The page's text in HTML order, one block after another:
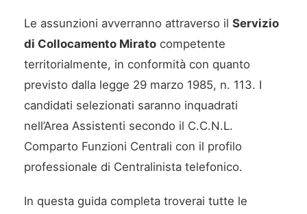
Le assunzioni avverranno attraverso il Servizio
di Collocamento Mirato competente
territorialmente, in conformità con quanto
previsto dalla legge 29 marzo 1985, n. 113. I
candidati selezionati saranno inquadrati
nell’Area Assistenti secondo il C.C.N.L.
Comparto Funzioni Centrali con il profilo
professionale di Centralinista telefonico.
In questa guida completa troverai tutte le